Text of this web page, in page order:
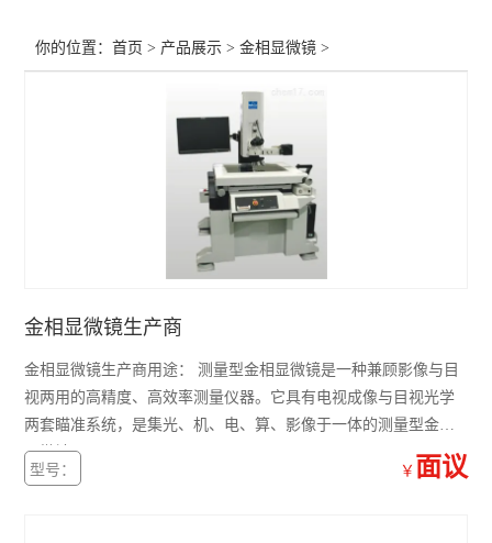
你的位置：首页 > 产品展示 >金相显微镜 >
金相显微镜生产商
金相显微镜生产商用途： 测量型金相显微镜是一种兼顾影像与目
视两用的高精度、高效率测量仪器。它具有电视成像与目视光学
两套瞄准系统，是集光、机、电、算、影像于一体的测量型金相
显微镜。
型号： ￥ 面议